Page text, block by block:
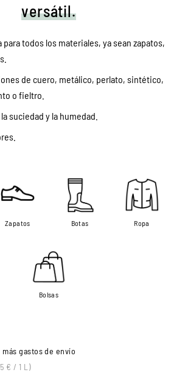
versátil.
para todos los materiales, ya sean zapatos,
de cuero, metálico, perlato, sintético,
o fieltro.
suciedad y la humedad.
Zapatos Botas Ropa
Bolsas
más gastos de envío
€ / 1 L)